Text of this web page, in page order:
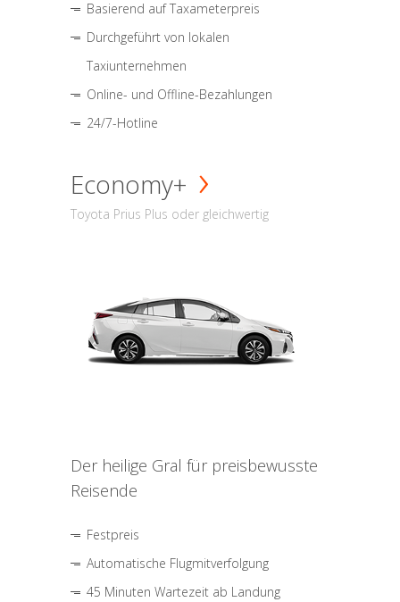
Basierend auf Taxameterpreis
Durchgeführt von lokalen
Taxiunternehmen
Online- und Offline-Bezahlungen
24/7-Hotline
Economy+
Toyota Prius Plus oder gleichwertig
Der heilige Gral für preisbewusste
Reisende
Festpreis
Automatische Flugmitverfolgung
45 Minuten Wartezeit ab Landung